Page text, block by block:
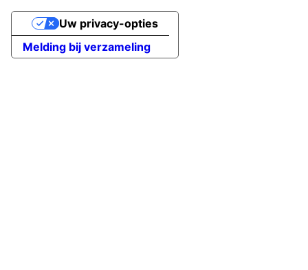
Melding bij verzameling
Uw privacy-opties